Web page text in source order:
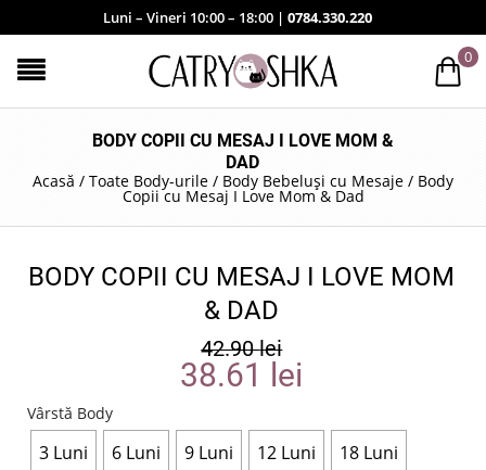
Luni – Vineri 10:00 – 18:00 | 0784.330.220
0
BODY COPII CU MESAJ I LOVE MOM &
DAD
Acasă / Toate Body-urile / Body Bebeluși cu Mesaje / Body
Copii cu Mesaj I Love Mom & Dad
BODY COPII CU MESAJ I LOVE MOM
& DAD
42.90lei
38.61 lei
Vârstă Body
3 Luni 6 Luni 9 Luni 12 Luni 18 Luni